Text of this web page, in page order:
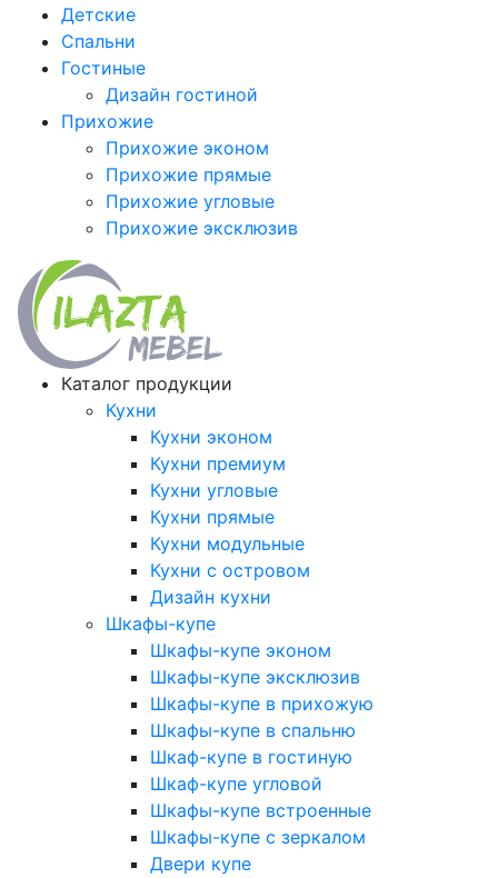
Детские
Спальни
Гостиные
Дизайн гостиной
Прихожие
Прихожие эконом
Прихожие прямые
Прихожие угловые
Прихожие эксклюзив
Каталог продукции
Кухни
Кухни эконом
Кухни премиум
Кухни угловые
Кухни прямые
Кухни модульные
Кухни с островом
Дизайн кухни
Шкафы-купе
Шкафы-купе эконом
Шкафы-купе эксклюзив
Шкафы-купе в прихожую
Шкафы-купе в спальню
Шкаф-купе в гостиную
Шкаф-купе угловой
Шкафы-купе встроенные
Шкафы-купе с зеркалом
Двери купе